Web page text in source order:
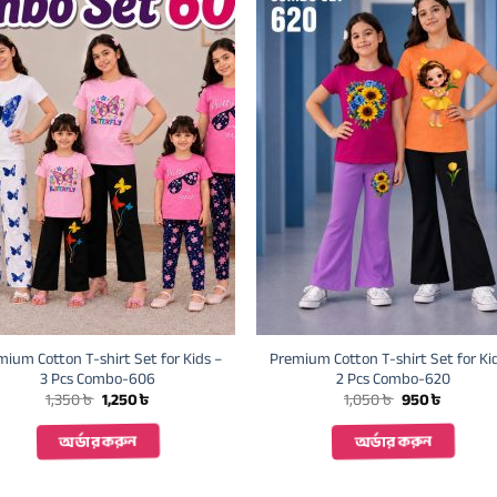
Cotton T-shirt Set for Kids –
3 Pcs Combo-606
1,350৳ Original
price
was:
1,350 ৳ .
1,250৳
is:
1,250 ৳ .
অর্ডার করুন
Premium Cotton T-shirt Set for
2 Pcs Combo-620
1,050৳ Original
price
was:
1,050 ৳ .
950৳
is:
950 ৳ .
অর্ডার করুন